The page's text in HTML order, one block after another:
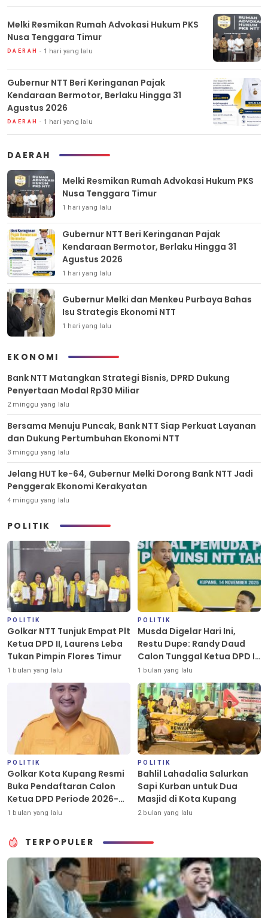
Melki Resmikan Rumah Advokasi Hukum PKS
Nusa Tenggara Timur
DAERAH 1 hari yang lalu
Gubernur NTT Beri Keringanan Pajak
Kendaraan Bermotor, Berlaku Hingga 31
Agustus 2026
DAERAH 1 hari yang lalu
DAERAH
Melki Resmikan Rumah Advokasi Hukum PKS
Nusa Tenggara Timur
1 hari yang lalu
Gubernur NTT Beri Keringanan Pajak
Kendaraan Bermotor, Berlaku Hingga 31
Agustus 2026
1 hari yang lalu
Gubernur Melki dan Menkeu Purbaya Bahas
Isu Strategis Ekonomi NTT
1 hari yang lalu
EKONOMI
Bank NTT Matangkan Strategi Bisnis, DPRD Dukung
Penyertaan Modal Rp30 Miliar
2 minggu yang lalu
Bersama Menuju Puncak, Bank NTT Siap Perkuat Layanan
dan Dukung Pertumbuhan Ekonomi NTT
3 minggu yang lalu
Jelang HUT ke-64, Gubernur Melki Dorong Bank NTT Jadi
Penggerak Ekonomi Kerakyatan
4 minggu yang lalu
POLITIK
POLITIK
Golkar NTT Tunjuk Empat Plt
Ketua DPD II, Laurens Leba
Tukan Pimpin Flores Timur
1 bulan yang lalu
POLITIK
Musda Digelar Hari Ini,
Restu Dupe: Randy Daud
Calon Tunggal Ketua DPD II
Golkar Kota Kupang
1 bulan yang lalu
POLITIK
Golkar Kota Kupang Resmi
Buka Pendaftaran Calon
Ketua DPD Periode 2026-
2031
1 bulan yang lalu
POLITIK
Bahlil Lahadalia Salurkan
Sapi Kurban untuk Dua
Masjid di Kota Kupang
2 bulan yang lalu
TERPOPULER